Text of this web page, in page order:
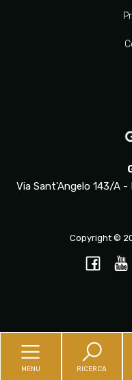
Via Sant'Angelo 143/A -
Copyright ©
MENU RICERCA